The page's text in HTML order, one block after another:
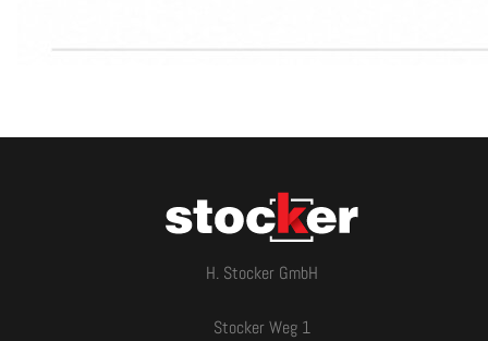
H. Stocker GmbH
Stocker Weg 1